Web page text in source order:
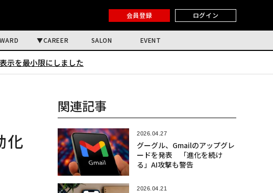
会員登録 ログイン
CAREER SALON EVENT
示を最小限にしました
化
関連記事
2026.04.27
グーグル、Gmailのアップグレ
ードを発表 「進化を続け
る」AI攻撃も警告
2026.04.21